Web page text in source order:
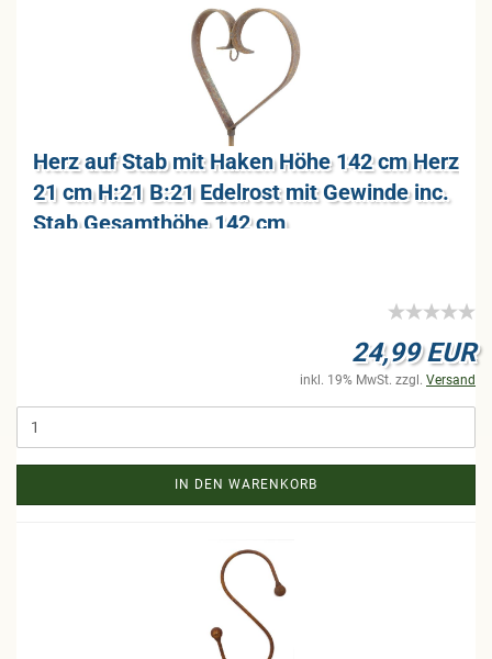
Herz auf Stab mit Haken Höhe 142 cm Herz
21 cm H:21 B:21 Edel­rost mit Ge­win­de inc.
Stab Ge­samt­hö­he 142 cm
24,99 EUR
inkl. 19% MwSt. zzgl. Versand
IN DEN WARENKORB